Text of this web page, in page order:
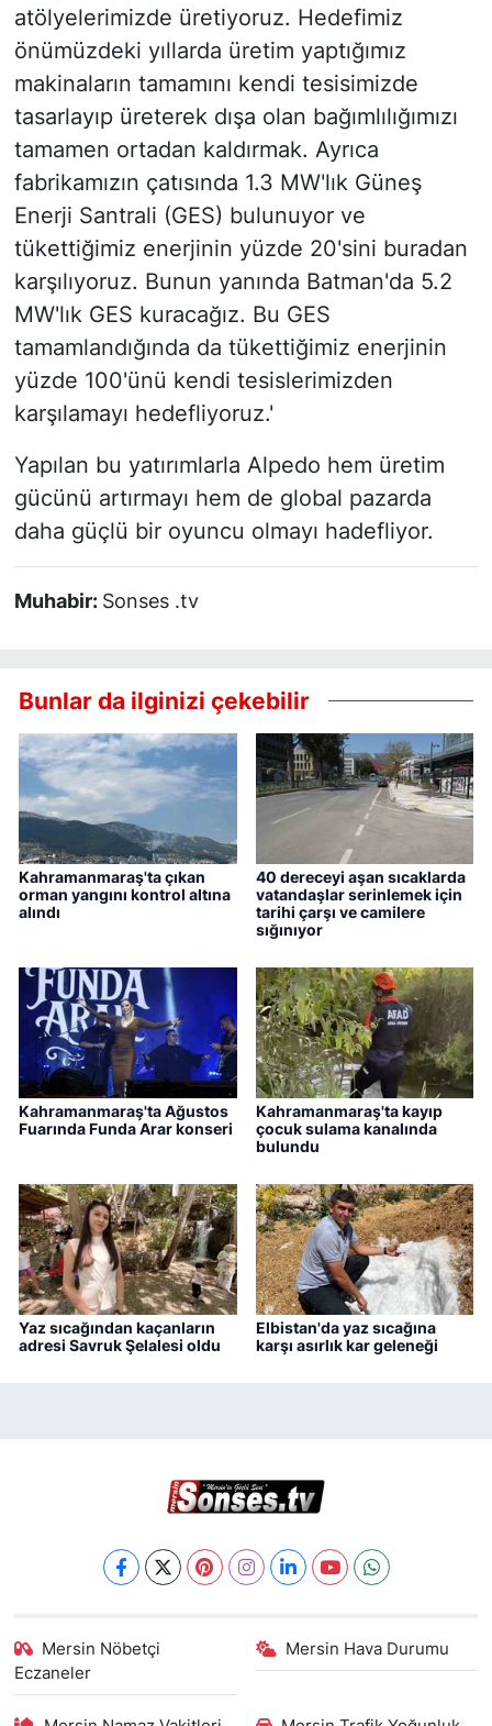
atölyelerimizde üretiyoruz. Hedefimiz
önümüzdeki yıllarda üretim yaptığımız
makinaların tamamını kendi tesisimizde
tasarlayıp üreterek dışa olan bağımlılığımızı
tamamen ortadan kaldırmak. Ayrıca
fabrikamızın çatısında 1.3 MW'lık Güneş
Enerji Santrali (GES) bulunuyor ve
tükettiğimiz enerjinin yüzde 20'sini buradan
karşılıyoruz. Bunun yanında Batman'da 5.2
MW'lık GES kuracağız. Bu GES
tamamlandığında da tükettiğimiz enerjinin
yüzde 100'ünü kendi tesislerimizden
karşılamayı hedefliyoruz.'
Yapılan bu yatırımlarla Alpedo hem üretim
gücünü artırmayı hem de global pazarda
daha güçlü bir oyuncu olmayı hadefliyor.
Muhabir: Sonses .tv
Bunlar da ilginizi çekebilir
Kahramanmaraş'ta çıkan
orman yangını kontrol altına
alındı
40 dereceyi aşan sıcaklarda
vatandaşlar serinlemek için
tarihi çarşı ve camilere
sığınıyor
Kahramanmaraş'ta Ağustos
Fuarında Funda Arar konseri
Kahramanmaraş'ta kayıp
çocuk sulama kanalında
bulundu
Yaz sıcağından kaçanların
adresi Savruk Şelalesi oldu
Elbistan'da yaz sıcağına
karşı asırlık kar geleneği
Mersin Nöbetçi
Eczaneler
Mersin Hava Durumu